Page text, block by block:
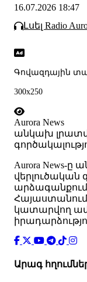
16.07.2026 18:47
Լսել Radio
Գովազդային
300x250
Aurora News
անկախ
Аurora News-
վերլուծական
արձագանքում
կատարվող
Արագ